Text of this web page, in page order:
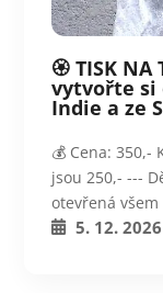
🏵️ TISK NA
vytvořte
Indie a ze
💰 Cena:
jsou 250,- ---
otevřená všem
5. 12. 2026